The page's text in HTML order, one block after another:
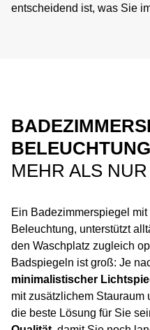
entscheidend ist, was Sie
BELEUCHTUNG
MEHR ALS
Ein Badezimmerspiegel
Beleuchtung, unterstützt
den Waschplatz zugleich
Badspiegeln ist groß: Je
minimalistischer
mit zusätzlichem
die beste Lösung für Sie